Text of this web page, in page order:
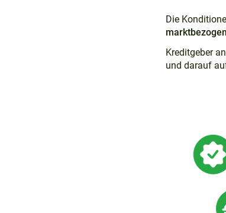
Die
Kreditgeber
und darauf